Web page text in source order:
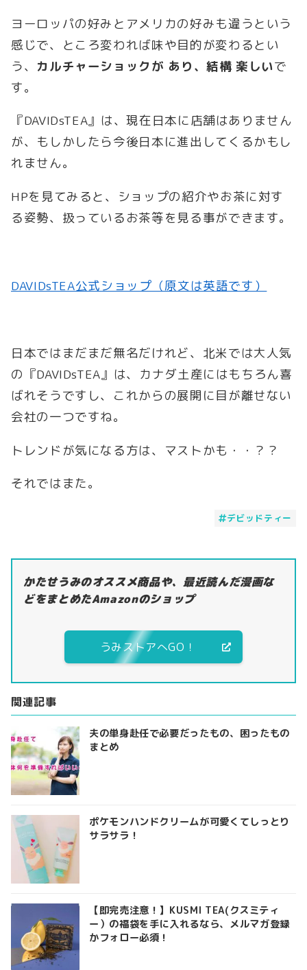
ヨーロッパの好みとアメリカの好みも違うという
感じで、ところ変われば味や目的が変わるとい
う、 カルチャーショックが あり、結構 楽しいで
す。
『DAVIDsTEA』は、現在日本に店舗はありません
が、もしかしたら今後日本に進出してくるかもし
れません。
HPを見てみると、ショップの紹介やお茶に対す
る姿勢、扱っているお茶等を見る事ができます。
DAVIDsTEA公式ショップ（原文は英語です）
日本ではまだまだ無名だけれど、北米では大人気
の『DAVIDsTEA』は、カナダ土産にはもちろん喜
ばれそうですし、これからの展開に目が離せない
会社の一つですね。
トレンドが気になる方は、マストかも・・？？
それではまた。
デビッドティー
かたせうみのオススメ商品や、最近読んだ漫画な
どをまとめたAmazonのショップ
うみストアへGO！
関連記事
夫の単身赴任で必要だったもの、困ったもの
まとめ
ポケモンハンドクリームが可愛くてしっとり
サラサラ！
【即完売注意！】KUSMI TEA(クスミティ
ー）の福袋を手に入れるなら、メルマガ登録
かフォロー必須！